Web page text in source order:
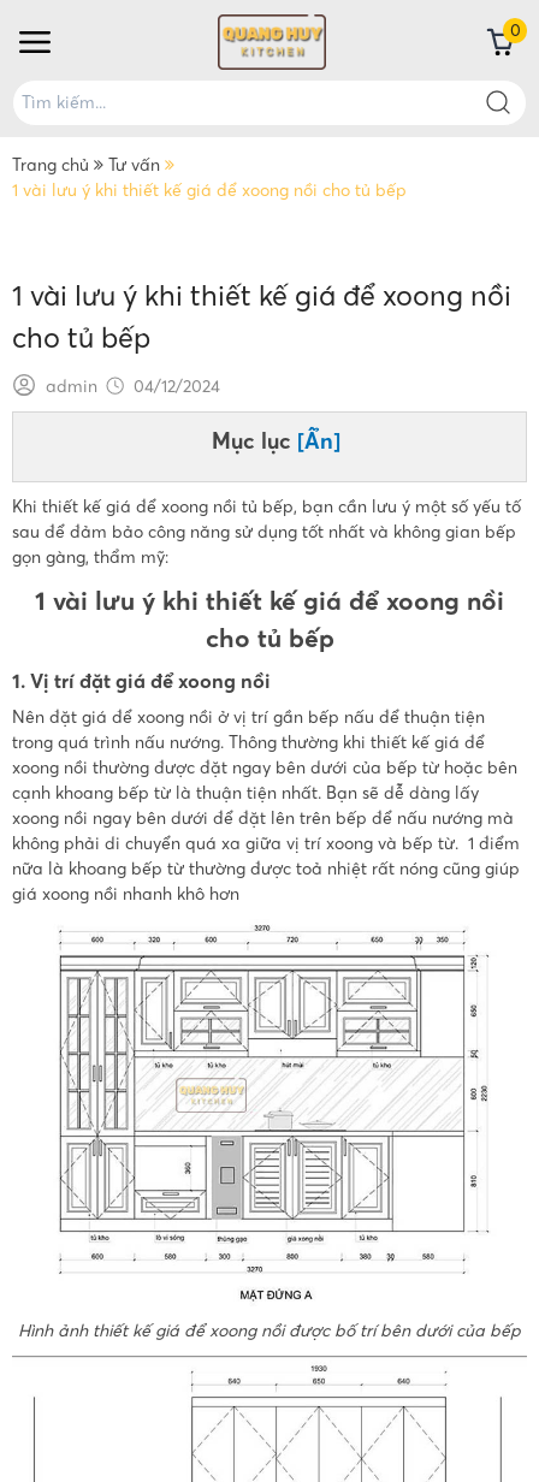
0
Trang chủ
Tư vấn
1 vài lưu ý khi thiết kế giá để xoong nồi cho tủ bếp
1 vài lưu ý khi thiết kế giá để xoong nồi
cho tủ bếp
admin 04/12/2024
Mục lục [Ẩn]
Khi thiết kế giá để xoong nồi tủ bếp, bạn cần lưu ý một số yếu tố
sau để đảm bảo công năng sử dụng tốt nhất và không gian bếp
gọn gàng, thẩm mỹ:
1 vài lưu ý khi thiết kế giá để xoong nồi
cho tủ bếp
1. Vị trí đặt giá để xoong nồi
Nên đặt giá để xoong nồi ở vị trí gần bếp nấu để thuận tiện
trong quá trình nấu nướng. Thông thường khi thiết kế giá để
xoong nồi thường được đặt ngay bên dưới của bếp từ hoặc bên
cạnh khoang bếp từ là thuận tiện nhất. Bạn sẽ dễ dàng lấy
xoong nồi ngay bên dưới để đặt lên trên bếp để nấu nướng mà
không phải di chuyển quá xa giữa vị trí xoong và bếp từ. 1 điểm
nữa là khoang bếp từ thường được toả nhiệt rất nóng cũng giúp
giá xoong nồi nhanh khô hơn
Hình ảnh thiết kế giá để xoong nồi được bố trí bên dưới của bếp